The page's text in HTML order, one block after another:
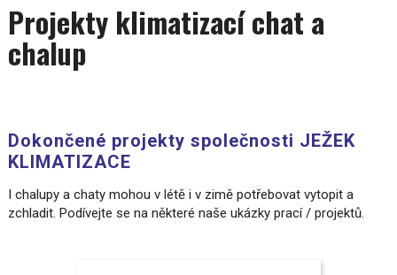
Projekty klimatizací chat a
chalup
Dokončené projekty společnosti JEŽEK
KLIMATIZACE
I chalupy a chaty mohou v létě i v zimě potřebovat vytopit a
zchladit. Podívejte se na některé naše ukázky prací / projektů.